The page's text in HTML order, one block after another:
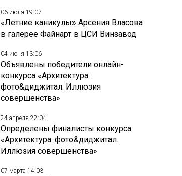
06 июля 19:07
«Летние каникулы» Арсения Власова
в галерее Файнарт в ЦСИ Винзавод
04 июня 13:06
Объявлены победители онлайн-
конкурса «Архитектура:
фото&диджитал. Иллюзия
совершенства»
24 апреля 22:04
Определены финалисты конкурса
«Архитектура: фото&диджитал.
Иллюзия совершенства»
07 марта 14:03